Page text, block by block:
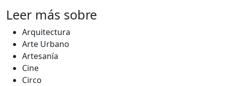
Leer más sobre
Arquitectura
Arte Urbano
Artesanía
Cine
Circo